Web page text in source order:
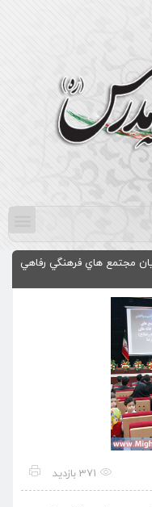
مجتمع هاي فرهنگي رفاهي
371 بازدید